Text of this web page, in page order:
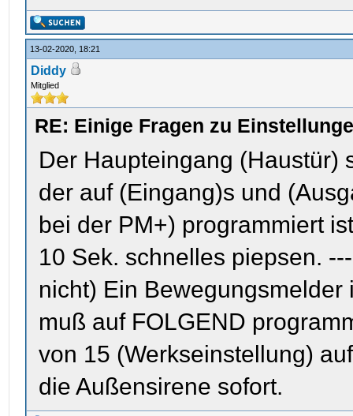
13-02-2020, 18:21
Diddy
Mitglied
RE: Einige Fragen zu
Der Haupteingang (Haustür)
der auf (Eingang)s und
bei der PM+) programmiert
10 Sek. schnelles piepsen.
nicht) Ein
muß auf FOLGEND
von 15 (Werkseinstellung)
die Außensirene sofort.